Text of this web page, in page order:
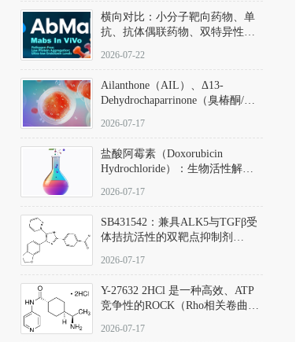
发光特性赋予优异的组织穿透能
力，大幅增强成像信噪比，从而
实现活体动物模型中极低给药剂
量下的高灵敏度、非侵入式生物
横向对比：小分子靶向药物、单
抗、抗体偶联药物、双特异性抗
及应用瓶颈
2026-07-22
Ailanthone（AIL）、Δ13-
Dehydrochaparrinone（臭椿酮/臭
DKM货号 D806885
2026-07-17
盐酸阿霉素（Doxorubicin
Hydrochloride）：生物活性解
范
2026-07-17
SB431542：兼具ALK5与TGFβ受
体拮抗活性的双靶点抑制剂
D801067）
2026-07-17
Y-27632 2HCl 是一种高效、ATP
竞争性的ROCK（Rho相关卷曲螺
同等抑制ROCK1与ROCK2；其通
2026-07-17